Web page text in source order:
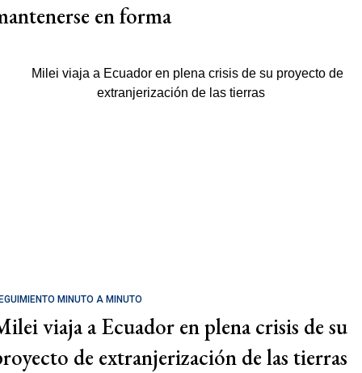
en forma
MINUTO A MINUTO
viaja a Ecuador en plena crisis de su
de extranjerización de las tierras